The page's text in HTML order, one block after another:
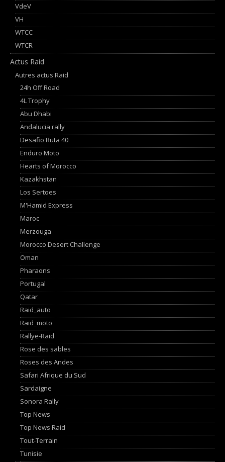
VdeV
VH
WTCC
WTCR
Actus Raid
Autres actus Raid
24h Off Road
4L Trophy
Abu Dhabi
Andalucia rally
Desafio Ruta 40
Enduro Moto
Hearts of Morocco
Kazakhstan
Los Sertoes
M'Hamid Express
Maroc
Merzouga
Morocco Desert Challenge
Oman
Pharaons
Portugal
Qatar
Raid_auto
Raid_moto
Rallye-Raid
Rose des sables
Roses des Andes
Safari Afrique du Sud
Sardaigne
Sonora Rally
Top News
Top News Raid
Tout-Terrain
Tunisie